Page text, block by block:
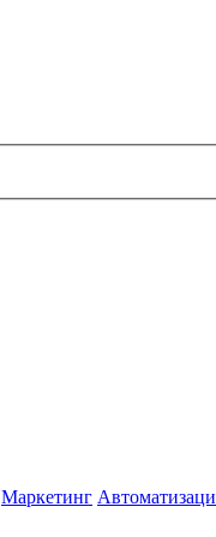
Маркетинг